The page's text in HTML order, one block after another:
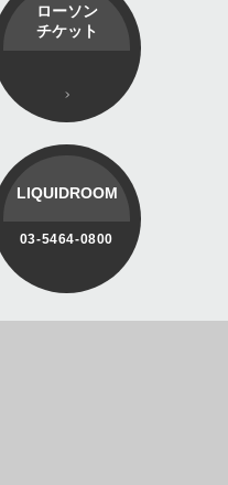
ローソン
チケット
LIQUIDROOM
03-5464-0800